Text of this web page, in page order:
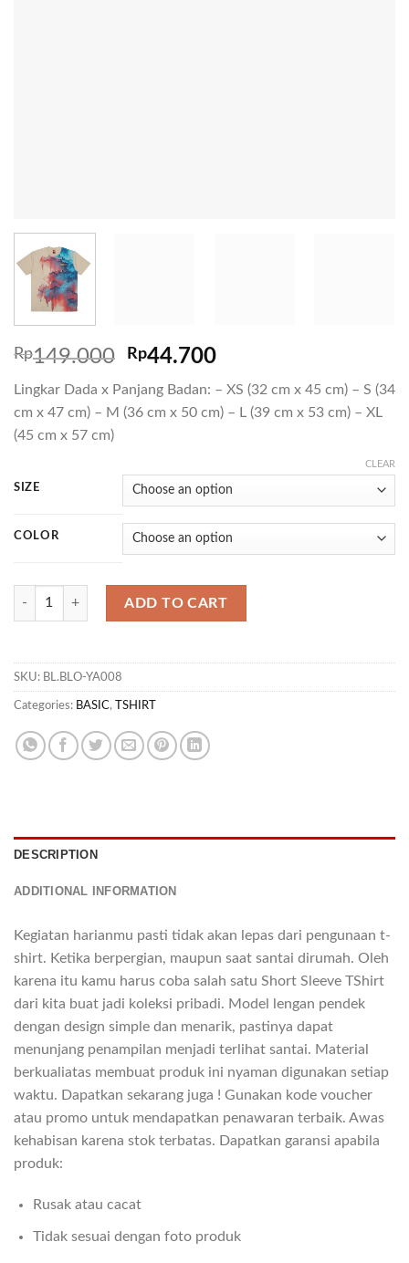
Rp149.000 Rp44.700
Lingkar Dada x Panjang Badan: – XS (32 cm x 45 cm) – S (34
cm x 47 cm) – M (36 cm x 50 cm) – L (39 cm x 53 cm) – XL
(45 cm x 57 cm)
SIZE
COLOR
CLEAR
T CROMICUS quantity
ADD TO CART
SKU: BL.BLO-YA008
Categories: BASIC, TSHIRT
DESCRIPTION
ADDITIONAL INFORMATION
Kegiatan harianmu pasti tidak akan lepas dari pengunaan t-
shirt. Ketika berpergian, maupun saat santai dirumah. Oleh
karena itu kamu harus coba salah satu Short Sleeve TShirt
dari kita buat jadi koleksi pribadi. Model lengan pendek
dengan design simple dan menarik, pastinya dapat
menunjang penampilan menjadi terlihat santai. Material
berkualiatas membuat produk ini nyaman digunakan setiap
waktu. Dapatkan sekarang juga ! Gunakan kode voucher
atau promo untuk mendapatkan penawaran terbaik. Awas
kehabisan karena stok terbatas. Dapatkan garansi apabila
produk:
Rusak atau cacat
Tidak sesuai dengan foto produk